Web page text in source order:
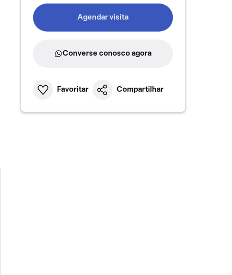
Agendar visita
Converse conosco agora
Favoritar Compartilhar